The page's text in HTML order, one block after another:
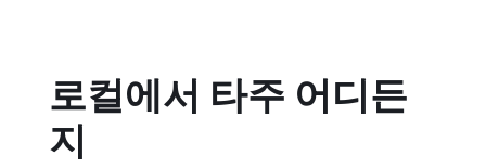
로컬에서 타주 어디든
지